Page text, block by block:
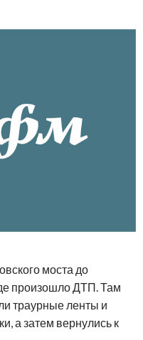
моста до
произошло ДТП. Там
траурные ленты и
а затем вернулись к